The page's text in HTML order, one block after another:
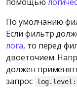
По умолчанию
Если фильтр
лога, то перед
двоеточием.
должен
запрос